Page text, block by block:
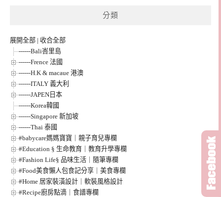
分類
展開全部 | 收合全部
------Bali峇里島
------Frence 法國
------H.K & macaue 港澳
------ITALY 義大利
------JAPEN日本
------Korea韓國
------Singapore 新加坡
------Thai 泰國
#babycare媽媽寶寶｜親子育兒專欄
#Education § 生命教育｜教育升學專欄
#Fashion Life§ 品味生活｜隨筆專欄
#Food美食懶人包食記分享｜美食專欄
#Home 居家裝潢設計｜軟裝風格設計
#Recipe廚房點滴｜食譜專欄